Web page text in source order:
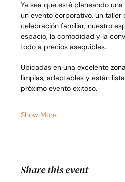
Ya sea que esté planeando
un evento corporativo, un taller
celebración familiar, nuestro
espacio, la comodidad y la
todo a precios asequibles.
Ubicadas en una excelente
limpias, adaptables y están
próximo evento exitoso.
Show More
Share this event